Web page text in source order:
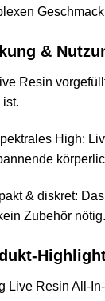
&
Resin
ist.
High:
& diskret:
Zubehör nötig.
Live Resin